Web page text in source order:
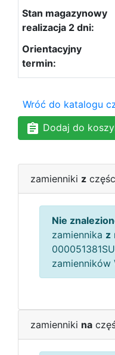
Wróć do katalogu
Dodaj do
zamienniki z
Nie
zamiennika z
zamienników
zamienniki na